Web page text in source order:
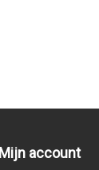
Mijn account